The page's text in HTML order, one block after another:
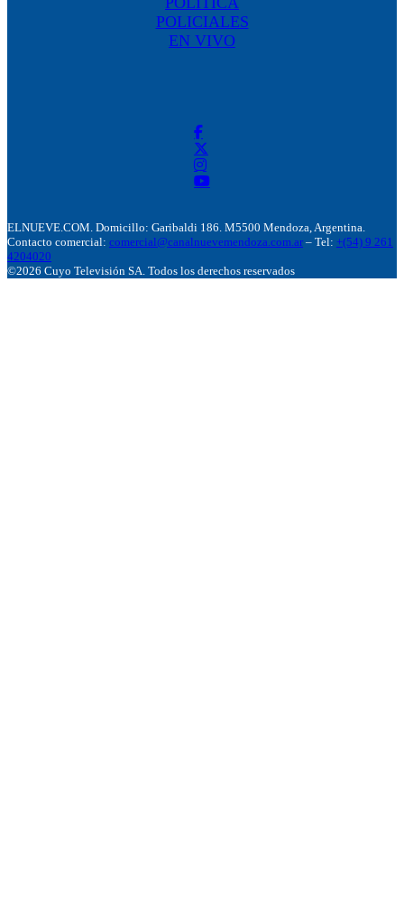
POLICIALES
EN VIVO
ELNUEVE.COM. Domicillo: Garibaldi 186. M5500 Mendoza, Argentina.
Contacto comercial: comercial@canalnuevemendoza.com.ar – Tel: +(54) 9 261
4204020
©2026 Cuyo Televisión SA. Todos los derechos reservados